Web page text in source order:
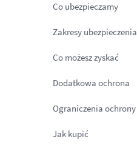
Co ubezpieczamy
Zakresy ubezpieczenia
Co możesz zyskać
Dodatkowa ochrona
Ograniczenia ochrony
Jak kupić